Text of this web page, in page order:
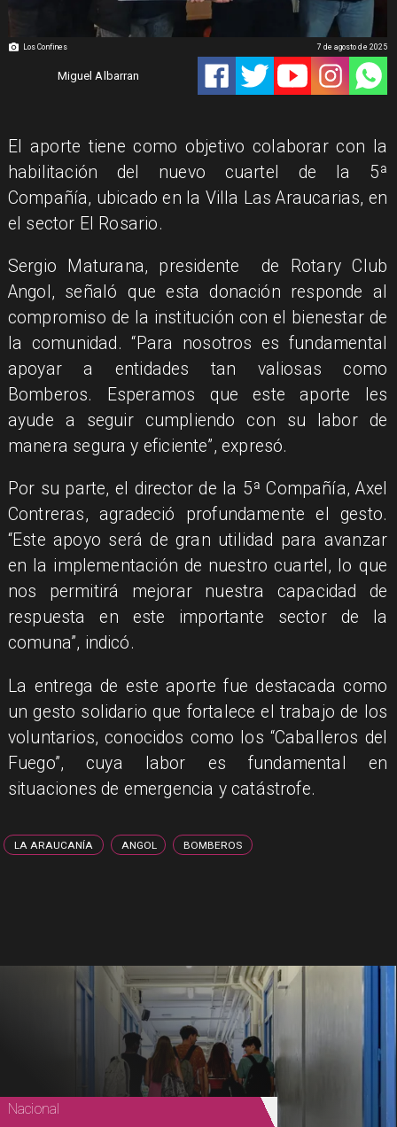
Los Confines
Miguel Albarran
7 de agosto de 2025
El aporte tiene como objetivo colaborar con la
habilitación del nuevo cuartel de la 5ª
Compañía, ubicado en la Villa Las Araucarias, en
el sector El Rosario.
Sergio Maturana, presidente de Rotary Club
Angol, señaló que esta donación responde al
compromiso de la institución con el bienestar de
la comunidad. “Para nosotros es fundamental
apoyar a entidades tan valiosas como
Bomberos. Esperamos que este aporte les
ayude a seguir cumpliendo con su labor de
manera segura y eficiente”, expresó.
​Por su parte, el director de la 5ª Compañía, Axel
Contreras, agradeció profundamente el gesto.
“Este apoyo será de gran utilidad para avanzar
en la implementación de nuestro cuartel, lo que
nos permitirá mejorar nuestra capacidad de
respuesta en este importante sector de la
comuna”, indicó.
​La entrega de este aporte fue destacada como
un gesto solidario que fortalece el trabajo de los
voluntarios, conocidos como los “Caballeros del
Fuego”, cuya labor es fundamental en
situaciones de emergencia y catástrofe.
LA ARAUCANÍA ANGOL BOMBEROS
Nacional